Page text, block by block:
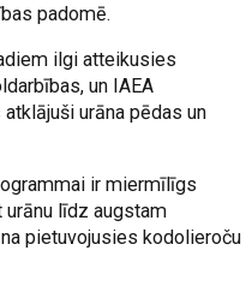
padomē.
ilgi atteikusies
un IAEA
urāna pēdas un
ir miermīlīgs
urānu līdz augstam
pietuvojusies kodolieroču